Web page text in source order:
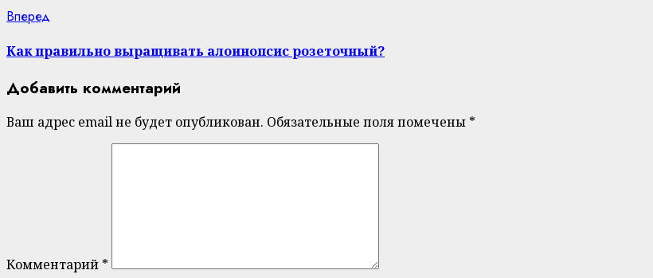
Вперед
Как правильно выращивать алоинопсис розеточный?
Добавить комментарий
Ваш адрес email не будет опубликован. Обязательные поля помечены *
Комментарий *